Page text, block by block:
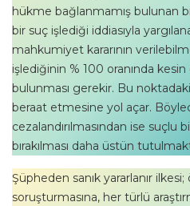
hükme bağlanmamış bulunan
bir suç işlediği iddiasıyla
mahkumiyet kararının
işlediğinin % 100 oranında kesin
bulunması gerekir. Bu noktadaki
beraat etmesine yol açar.
cezalandırılmasından ise suçlu
bırakılması daha üstün
Şüpheden sanık yararlanır ilkesi;
soruşturmasına, her türlü